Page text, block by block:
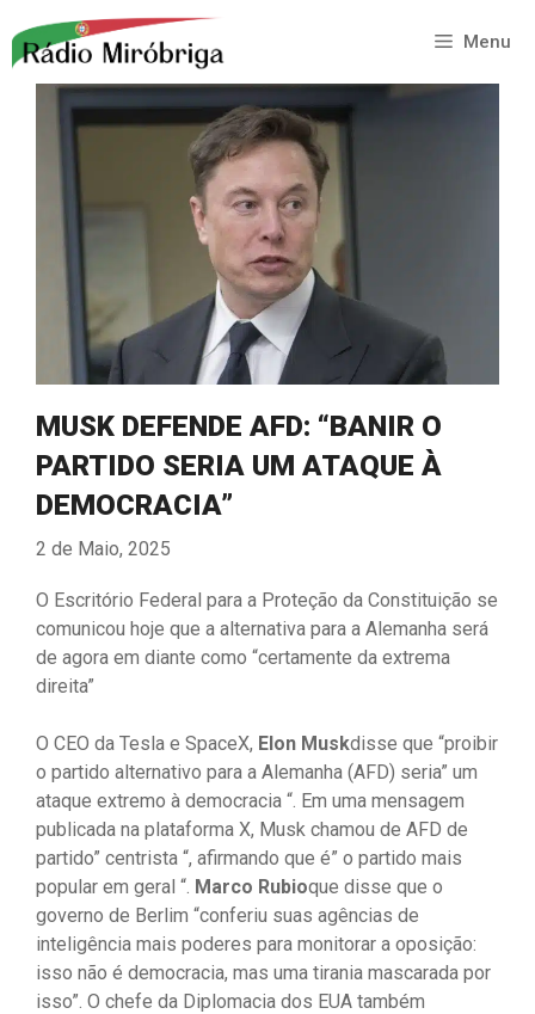
para
conteúdo
Menu
MUSK DEFENDE AFD: “BANIR O
PARTIDO SERIA UM ATAQUE À
DEMOCRACIA”
2 de Maio, 2025
O Escritório Federal para a Proteção da Constituição se
comunicou hoje que a alternativa para a Alemanha será
de agora em diante como “certamente da extrema
direita”
O CEO da Tesla e SpaceX, Elon Muskdisse que “proibir
o partido alternativo para a Alemanha (AFD) seria” um
ataque extremo à democracia “. Em uma mensagem
publicada na plataforma X, Musk chamou de AFD de
partido” centrista “, afirmando que é” o partido mais
popular em geral “. Marco Rubioque disse que o
governo de Berlim “conferiu suas agências de
inteligência mais poderes para monitorar a oposição:
isso não é democracia, mas uma tirania mascarada por
isso”. O chefe da Diplomacia dos EUA também